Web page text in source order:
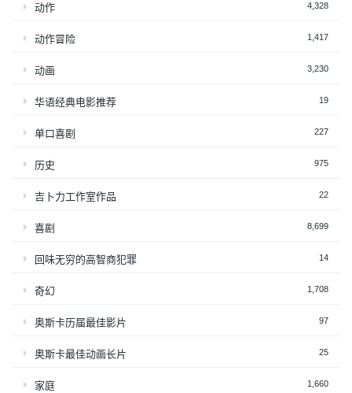
动作 4,328
动作冒险 1,417
动画 3,230
华语经典电影推荐 19
单口喜剧 227
历史 975
吉卜力工作室作品 22
喜剧 8,699
回味无穷的高智商犯罪 14
奇幻 1,708
奥斯卡历届最佳影片 97
奥斯卡最佳动画长片 25
家庭 1,660